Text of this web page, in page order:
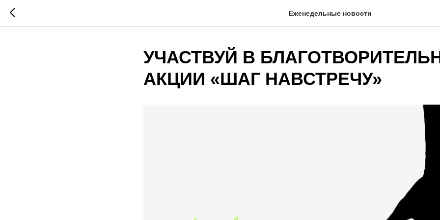
Еженедельные новости
УЧАСТВУЙ В
АКЦИИ «ШАГ НАВСТРЕЧУ»